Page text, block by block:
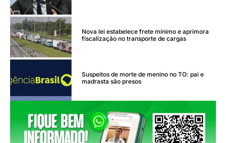
Nova lei estabelece frete mínimo e aprimora
fiscalização no transporte de cargas
Suspeitos de morte de menino no TO: pai e
madrasta são presos